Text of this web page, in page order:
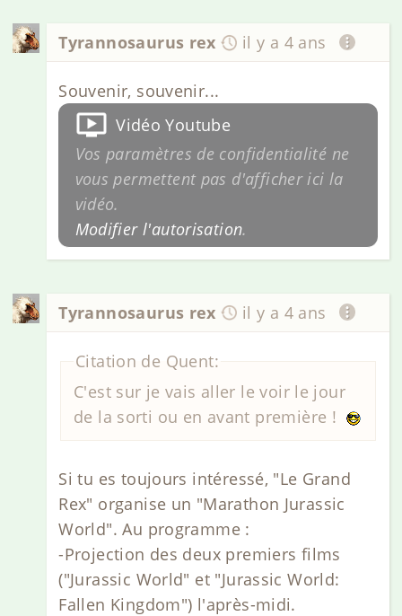
Tyrannosaurus rex il y a 4 ans
Souvenir, souvenir...
Vidéo Youtube
Vos paramètres de confidentialité ne
vous permettent pas d'afficher ici la
vidéo.
Modifier l'autorisation.
Tyrannosaurus rex il y a 4 ans
Citation de Quent:
C'est sur je vais aller le voir le jour
de la sorti ou en avant première !
Si tu es toujours intéressé, "Le Grand
Rex" organise un "Marathon Jurassic
World". Au programme :
-Projection des deux premiers films
("Jurassic World" et "Jurassic World:
Fallen Kingdom") l'après-midi.